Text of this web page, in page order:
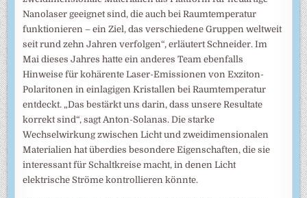
Nanolaser geeignet sind, die auch bei Raumtemperatur
funktionieren – ein Ziel, das verschiedene Gruppen weltweit
seit rund zehn Jahren verfolgen“, erläutert Schneider. Im
Mai dieses Jahres hatte ein anderes Team ebenfalls
Hinweise für kohärente Laser-Emissionen von Exziton-
Polaritonen in einlagigen Kristallen bei Raumtemperatur
entdeckt. „Das bestärkt uns darin, dass unsere Resultate
korrekt sind“, sagt Anton-Solanas. Die starke
Wechselwirkung zwischen Licht und zweidimensionalen
Materialien hat überdies besondere Eigenschaften, die sie
interessant für Schaltkreise macht, in denen Licht
elektrische Ströme kontrollieren könnte.